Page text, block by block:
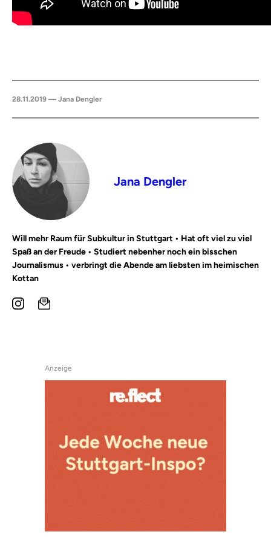
28.11.2019 — Jana Dengler
Jana Dengler
Will mehr Raum für Subkultur in Stuttgart • Hat oft viel zu viel
Spaß an der Freude • Studiert nebenher noch ein bisschen
Journalismus • verbringt die Abende am liebsten im heimischen
Kottan
Anzeige